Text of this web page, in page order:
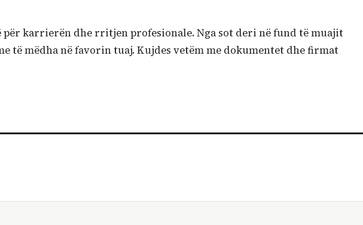
për karrierën dhe rritjen profesionale. Nga sot deri në fund të muajit
të mëdha në favorin tuaj. Kujdes vetëm me dokumentet dhe firmat